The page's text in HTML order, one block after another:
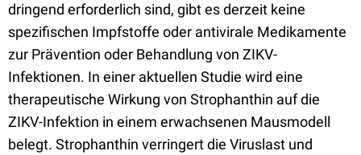
dringend erforderlich sind, gibt es derzeit keine
spezifischen Impfstoffe oder antivirale Medikamente
zur Prävention oder Behandlung von ZIKV-
Infektionen. In einer aktuellen Studie wird eine
therapeutische Wirkung von Strophanthin auf die
ZIKV-Infektion in einem erwachsenen Mausmodell
belegt. Strophanthin verringert die Viruslast und